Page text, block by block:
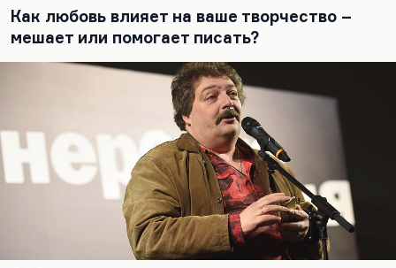
озарения:
Мы делаем чаши, но чаши не цель;
Учил же нас Кроули, тот, что Алистер,
Что вся наша жизнь – бесконечная щель,
В которую чаша должна провалиться.
Откуда это? Но рифма очень хорошая, забавно.
Вообще, стихи, как учил нас Лосев, лучше всего
сочиняются в первый…
Как любовь влияет на ваше творчество –
мешает или помогает писать?